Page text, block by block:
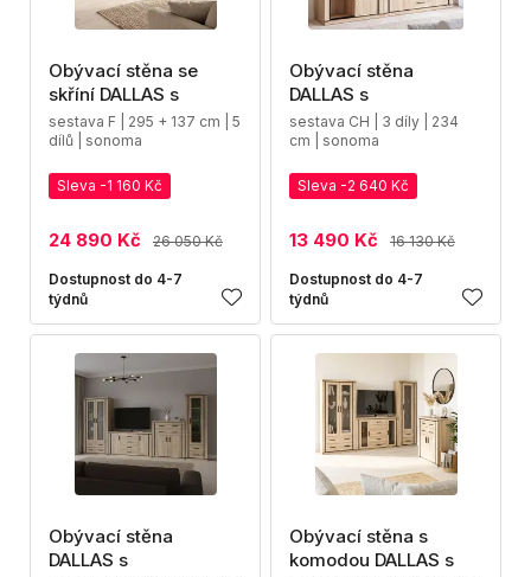
Obývací stěna se
skříní DALLAS s
sestava F | 295 + 137 cm | 5
dílů | sonoma
Sleva -1 160 Kč
24 890 Kč 26 050 Kč
Dostupnost do 4-7
týdnů
Obývací stěna
DALLAS s
sestava CH | 3 díly | 234
cm | sonoma
Sleva -2 640 Kč
13 490 Kč 16 130 Kč
Dostupnost do 4-7
týdnů
Obývací stěna
DALLAS s
Obývací stěna s
komodou DALLAS s